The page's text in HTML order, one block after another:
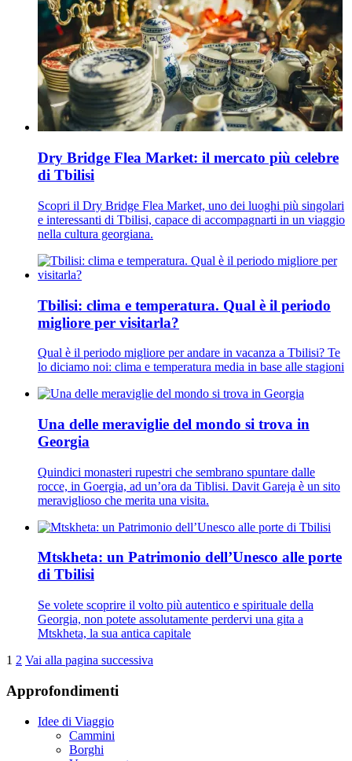
Dry Bridge Flea Market: il mercato più celebre
di Tbilisi
Scopri il Dry Bridge Flea Market, uno dei luoghi più singolari
e interessanti di Tbilisi, capace di accompagnarti in un viaggio
nella cultura georgiana.
Tbilisi: clima e temperatura. Qual è il periodo
migliore per visitarla?
Qual è il periodo migliore per andare in vacanza a Tbilisi? Te
lo diciamo noi: clima e temperatura media in base alle stagioni
Una delle meraviglie del mondo si trova in
Georgia
Quindici monasteri rupestri che sembrano spuntare dalle
rocce, in Goergia, ad un’ora da Tiblisi. Davit Gareja è un sito
meraviglioso che merita una visita.
Mtskheta: un Patrimonio dell’Unesco alle porte
di Tbilisi
Se volete scoprire il volto più autentico e spirituale della
Georgia, non potete assolutamente perdervi una gita a
Mtskheta, la sua antica capitale
1 2 Vai alla pagina successiva
Approfondimenti
Idee di Viaggio
Cammini
Borghi